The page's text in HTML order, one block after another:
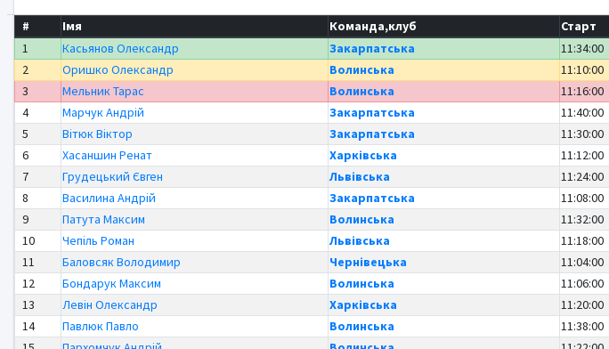
# Імя Команда,клуб Старт
1
Касьянов Олександр Закарпатська 11:34:00
2
Оришко Олександр Волинська 11:10:00
3
Мельник Тарас Волинська 11:16:00
4
Марчук Андрій Закарпатська 11:40:00
5
Вітюк Віктор Закарпатська 11:30:00
6
Хасаншин Ренат Харківська 11:12:00
7
Грудецький Євген Львівська 11:24:00
8
Василина Андрій Закарпатська 11:08:00
9
Патута Максим Волинська 11:32:00
10
Чепіль Роман Львівська 11:18:00
11
Баловсяк Володимир Чернівецька 11:04:00
12
Бондарук Максим Волинська 11:06:00
13
Левін Олександр Харківська 11:20:00
14
Павлюк Павло Волинська 11:38:00